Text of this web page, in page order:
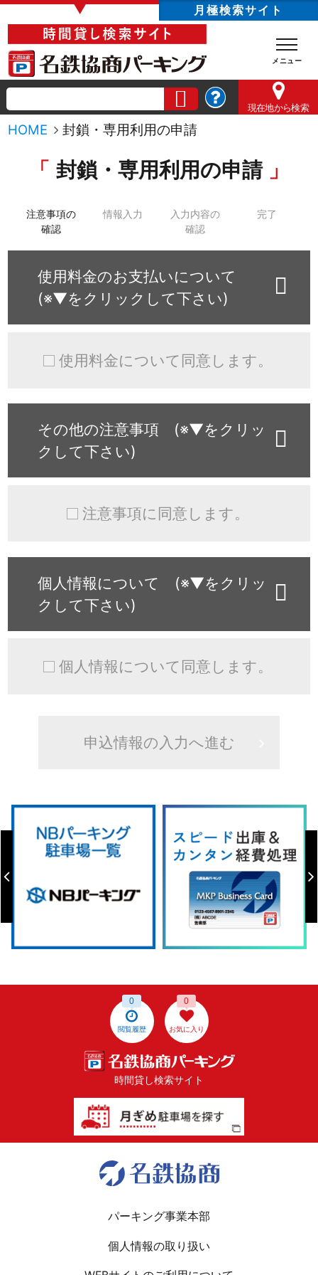
▼ 月極検索サイト
現在地から検索
HOME 封鎖・専用利用の申請
封鎖・専用利用の申請
注意事項の
確認
情報入力
入力内容の
確認
完了
使用料金のお支払いについて
(※▼をクリックして下さい)
使用料金について同意します。
その他の注意事項 (※▼をクリッ
クして下さい)
注意事項に同意します。
個人情報について (※▼をクリッ
クして下さい)
個人情報について同意します。
閲覧履歴
0
お気に入り
0
時間貸し検索サイト
パーキング事業本部
個人情報の取り扱い